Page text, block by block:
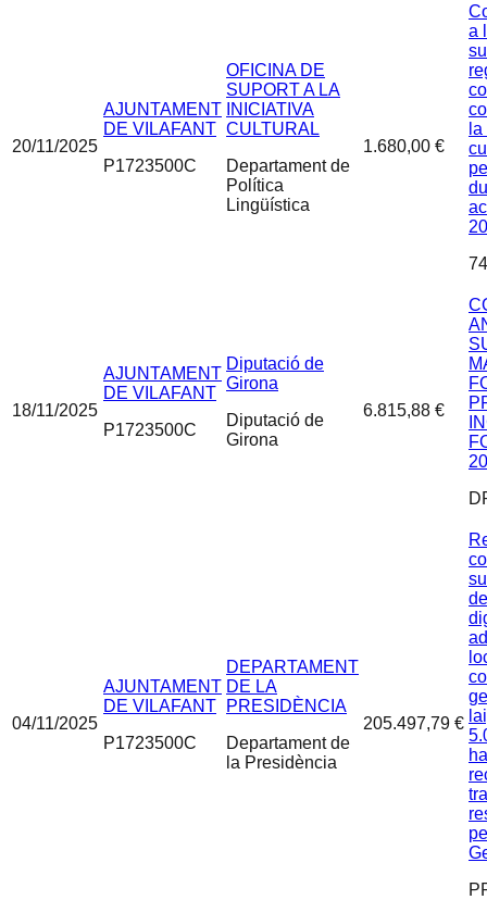
20/11/2025
AJUNTAMENT
DE VILAFANT
P1723500C
OFICINA DE
SUPORT A LA
INICIATIVA
CULTURAL
Departament de
Política
Lingüística
1.680,00 €
a
18/11/2025
AJUNTAMENT
DE VILAFANT
P1723500C
Diputació de
Girona
Diputació de
Girona
6.815,88 €
04/11/2025
AJUNTAMENT
DE VILAFANT
P1723500C
DEPARTAMENT
DE LA
PRESIDÈNCIA
Departament de
la Presidència
205.497,79 €